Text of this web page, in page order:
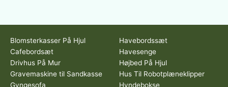
Blomsterkasser På Hjul
Cafebordsæt
Drivhus På Mur
Gravemaskine til Sandkasse
Gyngesofa
Havebordssæt
Havesenge
Højbed På Hjul
Hus Til Robotplæneklipper
Hyndebokse